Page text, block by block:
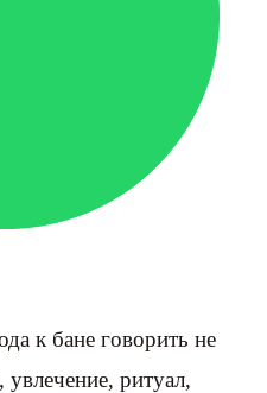
к бане говорить не
ритуал,